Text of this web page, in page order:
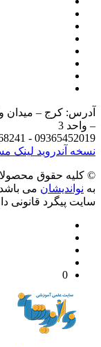
3
09365452019 - 09124868241 -
آندرویدلینک
حقوق محصولات و
می باشد و
پیگرد قانونی دارد.